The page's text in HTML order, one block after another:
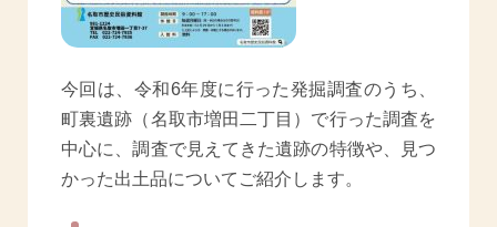
今回は、令和6年度に行った発掘調査のうち、
町裏遺跡（名取市増田二丁目）で行った調査を
中心に、調査で見えてきた遺跡の特徴や、見つ
かった出土品についてご紹介します。